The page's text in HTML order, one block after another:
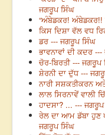
ਜਗਰੂਪ ਸਿੰਘ
“ਅੰਬੇਡਕਰ!
ਕਿਸ ਦਿਸ਼ਾ ਵੱਲ ਵਧ
ਡਰ --- ਜਗਰੂਪ ਸਿੰਘ
ਭਾਵਨਾਵਾਂ ਦੀ ਕਦਰ
ਚੋਰ-ਬਿਰਤੀ --- ਜਗਰੂਪ
ਸ਼ੇਰਨੀ ਦਾ ਦੁੱਧ ---
ਨਾਰੀ ਸਸ਼ਕਤੀਕਰਨ
ਲਾਲ ਸਿਰਨਾਵੇਂ ਵਾਲੀ
ਹਾਦਸਾ? ... ---
ਰੇਲ ਦਾ ਆਮ ਡੱਬਾ ਹੁਣ
ਜਗਰੂਪ ਸਿੰਘ